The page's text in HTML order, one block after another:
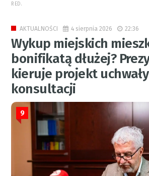
RED.
AKTUALNOŚCI 4 sierpnia 2026 22:36
Wykup miejskich
bonifikatą dłużej?
kieruje projekt
konsultacji
9